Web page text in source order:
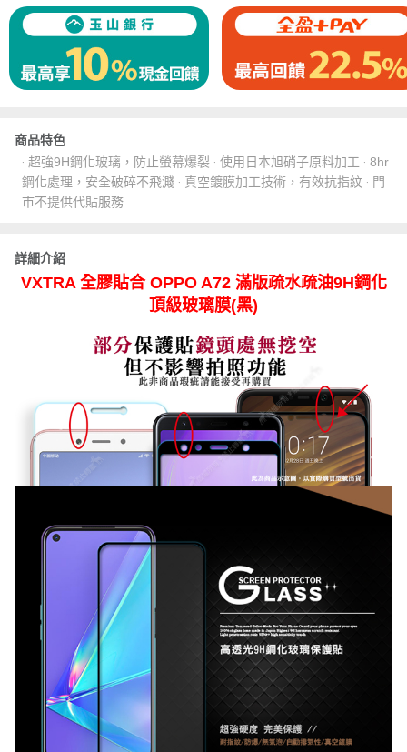
商品特色
‧ 超強9H鋼化玻璃，防止螢幕爆裂 ‧ 使用日本旭硝子原料加工 ‧ 8hr
鋼化處理，安全破碎不飛濺 ‧ 真空鍍膜加工技術，有效抗指紋 ‧ 門
市不提供代貼服務
詳細介紹
VXTRA 全膠貼合 OPPO A72 滿版疏水疏油9H鋼化
頂級玻璃膜(黑)